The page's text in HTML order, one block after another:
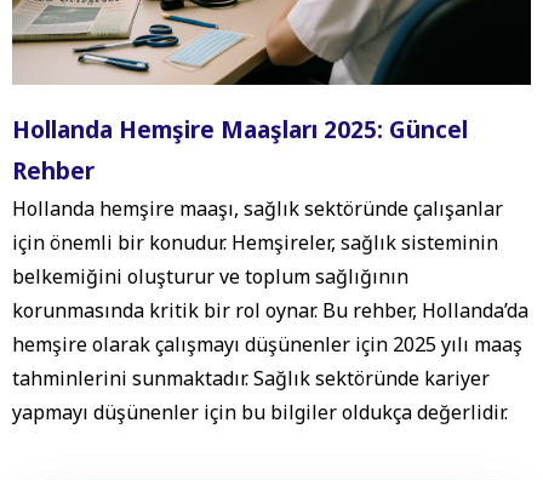
Hollanda Hemşire Maaşları 2025: Güncel
Rehber
Hollanda hemşire maaşı, sağlık sektöründe çalışanlar
için önemli bir konudur. Hemşireler, sağlık sisteminin
belkemiğini oluşturur ve toplum sağlığının
korunmasında kritik bir rol oynar. Bu rehber, Hollanda’da
hemşire olarak çalışmayı düşünenler için 2025 yılı maaş
tahminlerini sunmaktadır. Sağlık sektöründe kariyer
yapmayı düşünenler için bu bilgiler oldukça değerlidir.